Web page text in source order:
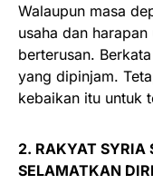
Walaupun masa
usaha dan
berterusan.
yang dipinjam.
kebaikan itu untuk
2. RAKYAT SYRIA
SELAMATKAN